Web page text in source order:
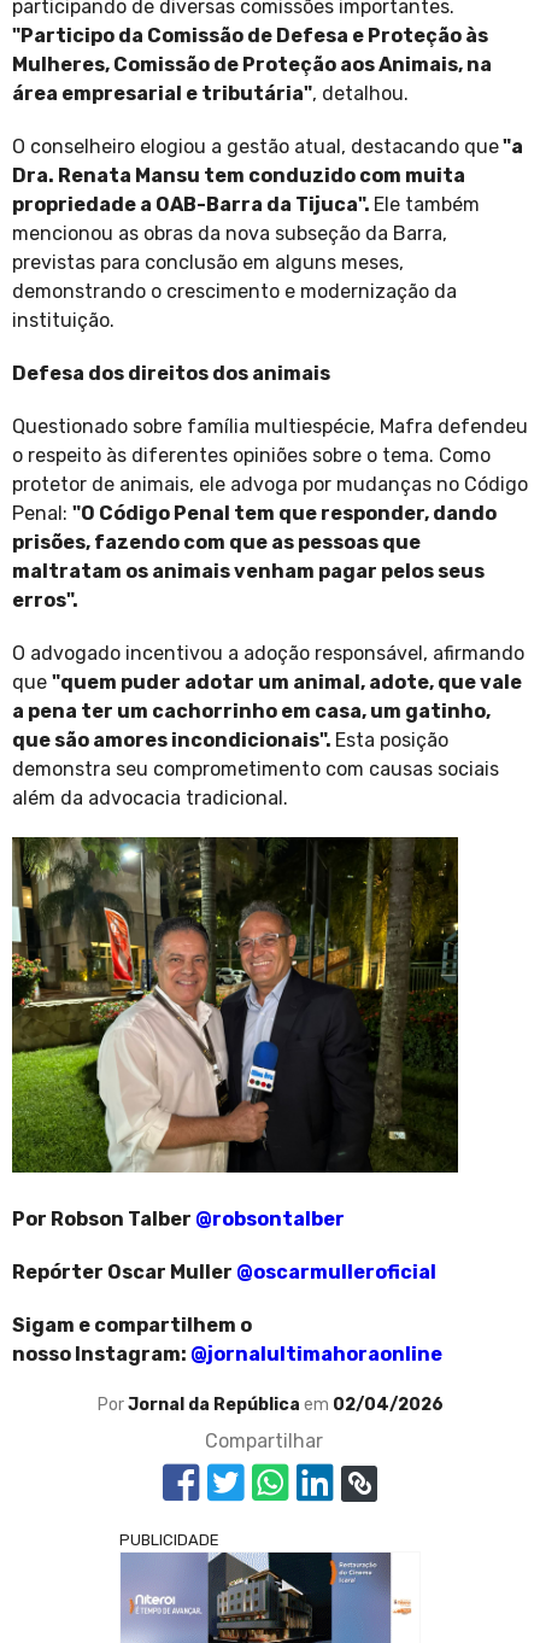
participando de diversas comissões importantes.
"Participo da Comissão de Defesa e Proteção às
Mulheres, Comissão de Proteção aos Animais, na
área empresarial e tributária", detalhou.
O conselheiro elogiou a gestão atual, destacando que"a
Dra. Renata Mansu tem conduzido com muita
propriedade a OAB-Barra da Tijuca". Ele também
mencionou as obras da nova subseção da Barra,
previstas para conclusão em alguns meses,
demonstrando o crescimento e modernização da
instituição.
Defesa dos direitos dos animais
Questionado sobre família multiespécie, Mafra defendeu
o respeito às diferentes opiniões sobre o tema. Como
protetor de animais, ele advoga por mudanças no Código
Penal: "O Código Penal tem que responder, dando
prisões, fazendo com que as pessoas que
maltratam os animais venham pagar pelos seus
erros".
O advogado incentivou a adoção responsável, afirmando
que "quem puder adotar um animal, adote, que vale
a pena ter um cachorrinho em casa, um gatinho,
que são amores incondicionais". Esta posição
demonstra seu comprometimento com causas sociais
além da advocacia tradicional.
Por Robson Talber @robsontalber
Repórter Oscar Muller @oscarmulleroficial
Sigam e compartilhem o
nosso Instagram: @jornalultimahoraonline
PorJornal da República em 02/04/2026
Compartilhar
PUBLICIDADE